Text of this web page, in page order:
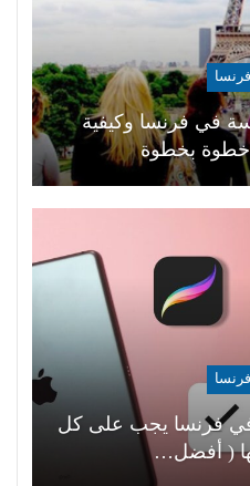
في فرنسا وكيفية
خطوة بخطوة
فرنسا يجب على كل
( أفضل…